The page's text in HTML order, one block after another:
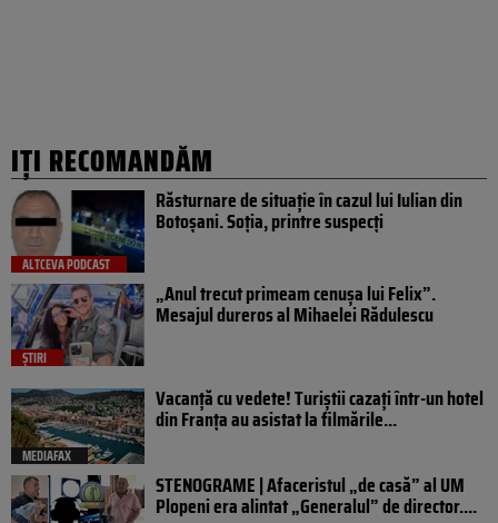
IȚI RECOMANDĂM
ALTCEVA PODCAST
Răsturnare de situație în cazul lui Iulian din
Botoșani. Soția, printre suspecți
ȘTIRI
„Anul trecut primeam cenușa lui Felix”.
Mesajul dureros al Mihaelei Rădulescu
MEDIAFAX
Vacanță cu vedete! Turiștii cazați într-un hotel
din Franța au asistat la filmările...
STENOGRAME | Afaceristul „de casă” al UM
Plopeni era alintat „Generalul” de director....